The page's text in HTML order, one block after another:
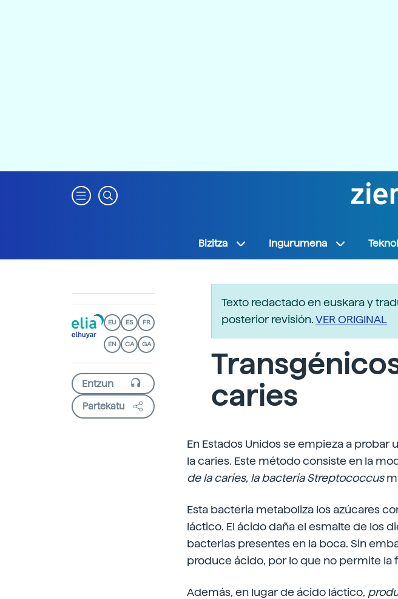
Bizitza Ingurumena
EU ES FR
EN CA GA
Partekatu
Texto redactado en euskara y
posterior revisión.VER ORIGINAL
caries
En Estados Unidos se empieza a
la caries. Este método consiste en la
de la caries, la bacteria Streptococcus
Esta bacteria metaboliza los azúcares
láctico. El ácido daña el esmalte de los
bacterias presentes en la boca. Sin
produce ácido, por lo que no permite la
Además, en lugar de ácido láctico,